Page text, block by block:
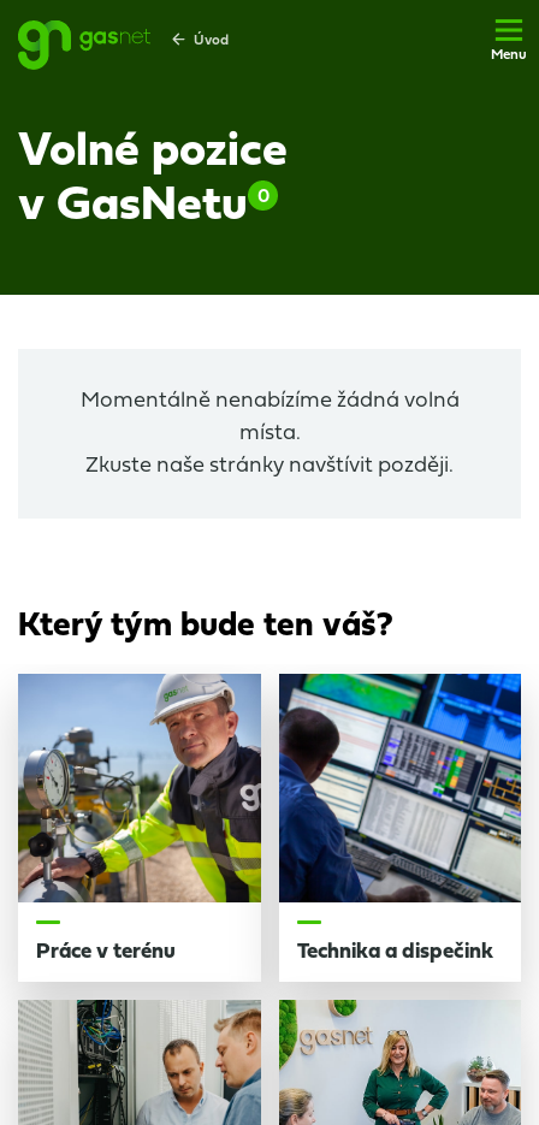
Úvod
Menu
Volné pozice
v GasNetu
0
Momentálně nenabízíme žádná volná
místa.
Zkuste naše stránky navštívit později.
Který tým bude ten váš?
Práce v terénu Technika a dispečink